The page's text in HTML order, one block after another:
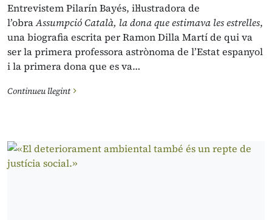
Entrevistem Pilarín Bayés, il·lustradora de
l’obraAssumpció Català, la dona que estimava les estrelles,
una biografia escrita per Ramon Dilla Martí de qui va
ser la primera professora astrònoma de l’Estat espanyol
i la primera dona que es va…
Continueu llegint